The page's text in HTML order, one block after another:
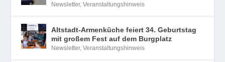
Newsletter,Veranstaltungshinweis
Altstadt-Armenküche feiert 34. Geburtstag
mit großem Fest auf dem Burgplatz
Newsletter,Veranstaltungshinweis